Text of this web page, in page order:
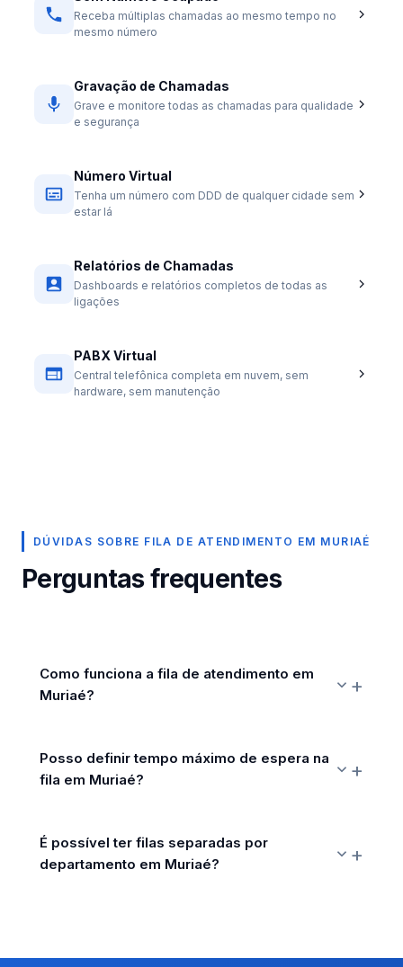
Receba múltiplas chamadas ao mesmo tempo no
mesmo número
Gravação de Chamadas
Grave e monitore todas as chamadas para qualidade
e segurança
Número Virtual
Tenha um número com DDD de qualquer cidade sem
estar lá
Relatórios de Chamadas
Dashboards e relatórios completos de todas as
ligações
PABX Virtual
Central telefônica completa em nuvem, sem
hardware, sem manutenção
DÚVIDAS SOBRE FILA DE ATENDIMENTO EM MURIAÉ
Perguntas frequentes
Como funciona a fila de atendimento em
Muriaé?
Posso definir tempo máximo de espera na
fila em Muriaé?
É possível ter filas separadas por
departamento em Muriaé?